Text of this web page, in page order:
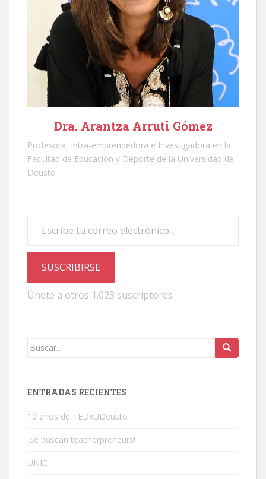
Dra. Arantza Arruti Gómez
Profesora, Intra-emprendedora e Investigadora en la
Facultad de Educación y Deporte de la Universidad de
Deusto
SUSCRIBIRSE
Únete a otros 1.023 suscriptores
Buscar:
ENTRADAS RECIENTES
10 años de TEDxUDeusto
¡Se buscan teacherpreneurs!
UNIC